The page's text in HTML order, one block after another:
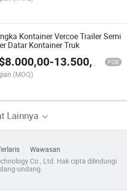
Kontainer Vercoe Trailer Semi
Datar Kontainer Truk
8.000,00-13.500,00 FOB
(MOQ)
Lainnya
Wawasan
Co., Ltd. Hak cipta dilindungi
undang.